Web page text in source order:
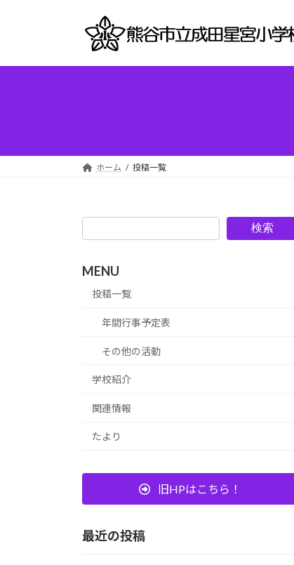
プ
動
ホーム 投稿一覧
検索
MENU
投稿一覧
年間行事予定表
その他の活動
学校紹介
関連情報
たより
旧HPはこちら！
最近の投稿